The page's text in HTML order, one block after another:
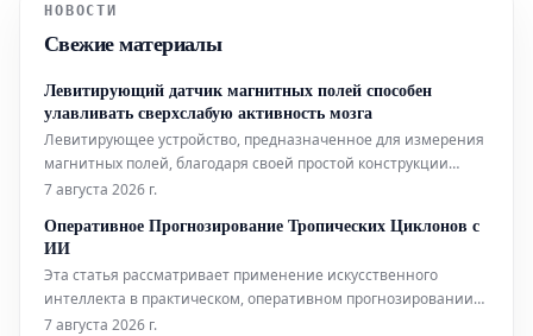
НОВОСТИ
Свежие материалы
Левитирующий датчик магнитных полей способен
улавливать сверхслабую активность мозга
Левитирующее устройство, предназначенное для измерения
магнитных полей, благодаря своей простой конструкции
может составить конкуренцию гораздо более сложным
Помимо этого, новый датчик открывает интригующие
перспективы для применения в таких
7 августа 2026 г.
Оперативное Прогнозирование Тропических Циклонов с
ИИ
Эта статья рассматривает применение искусственного
интеллекта в практическом, оперативном прогнозировании
тропических циклонов. Технологии ИИ используются для
7 августа 2026 г.